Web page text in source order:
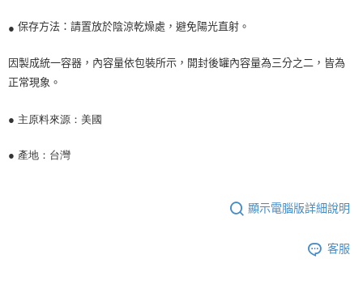
易，需依本服務之必要範圍內提供個人資料，並將交易相關給付款項請求債
權轉讓予恩沛科技股份有限公司。
https://aftee.tw/terms/#terms3
３．未成年的使用者請事先徵得法定代理人或監護人之同意方可使用
４．使用「AFTEE先享後付」時，將依據個別帳號之用戶狀況，依本公司即
請求用戶進行身份認證。
● 保存方法：請置放於陰涼乾燥處，避免陽光直射。
因製成統一容器，內容量依包裝所示，開封後罐內容量為三分之二，皆為
正常現象。
● 主原料來源：美國
● 產地：台灣
顯示電腦版詳細說明
客服